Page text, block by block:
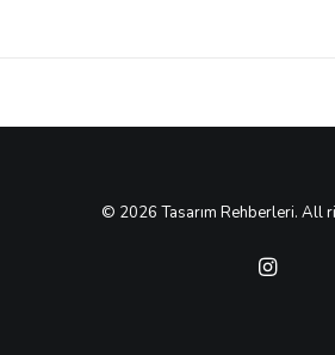
© 2026 Tasarım Rehberleri. All